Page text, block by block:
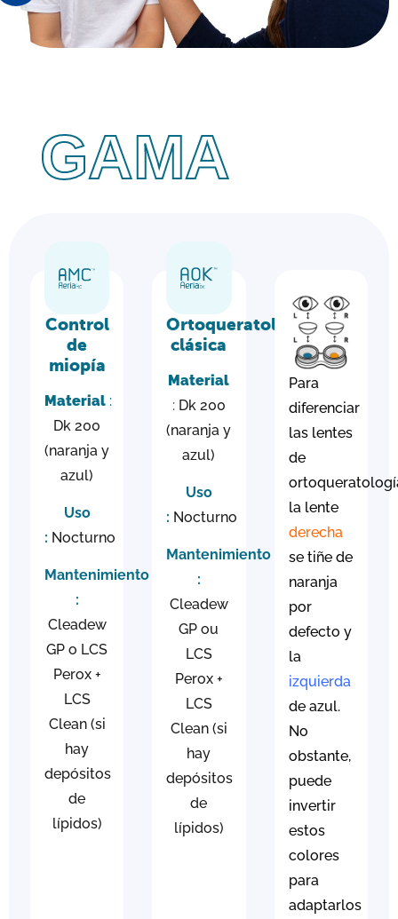
GAMA
Control
de
miopía
Material :
Dk 200
(naranja y
azul)
Uso
: Nocturno
Mantenimiento
:
Cleadew
GP o LCS
Perox +
LCS
Clean (si
hay
depósitos
de
lípidos)
Ortoqueratología
clásica
Material
: Dk 200
(naranja y
azul)
Uso
: Nocturno
Mantenimiento
:
Cleadew
GP ou
LCS
Perox +
LCS
Clean (si
hay
depósitos
de
lípidos)
Para
diferenciar
las lentes
de
la lente
derecha
se tiñe de
naranja
por
defecto y
la
izquierda
de azul.
No
obstante,
puede
invertir
estos
colores
para
adaptarlos